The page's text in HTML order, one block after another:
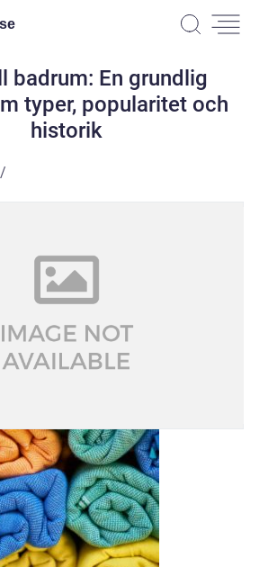
se
badrum: En grundlig
typer, popularitet och
historik